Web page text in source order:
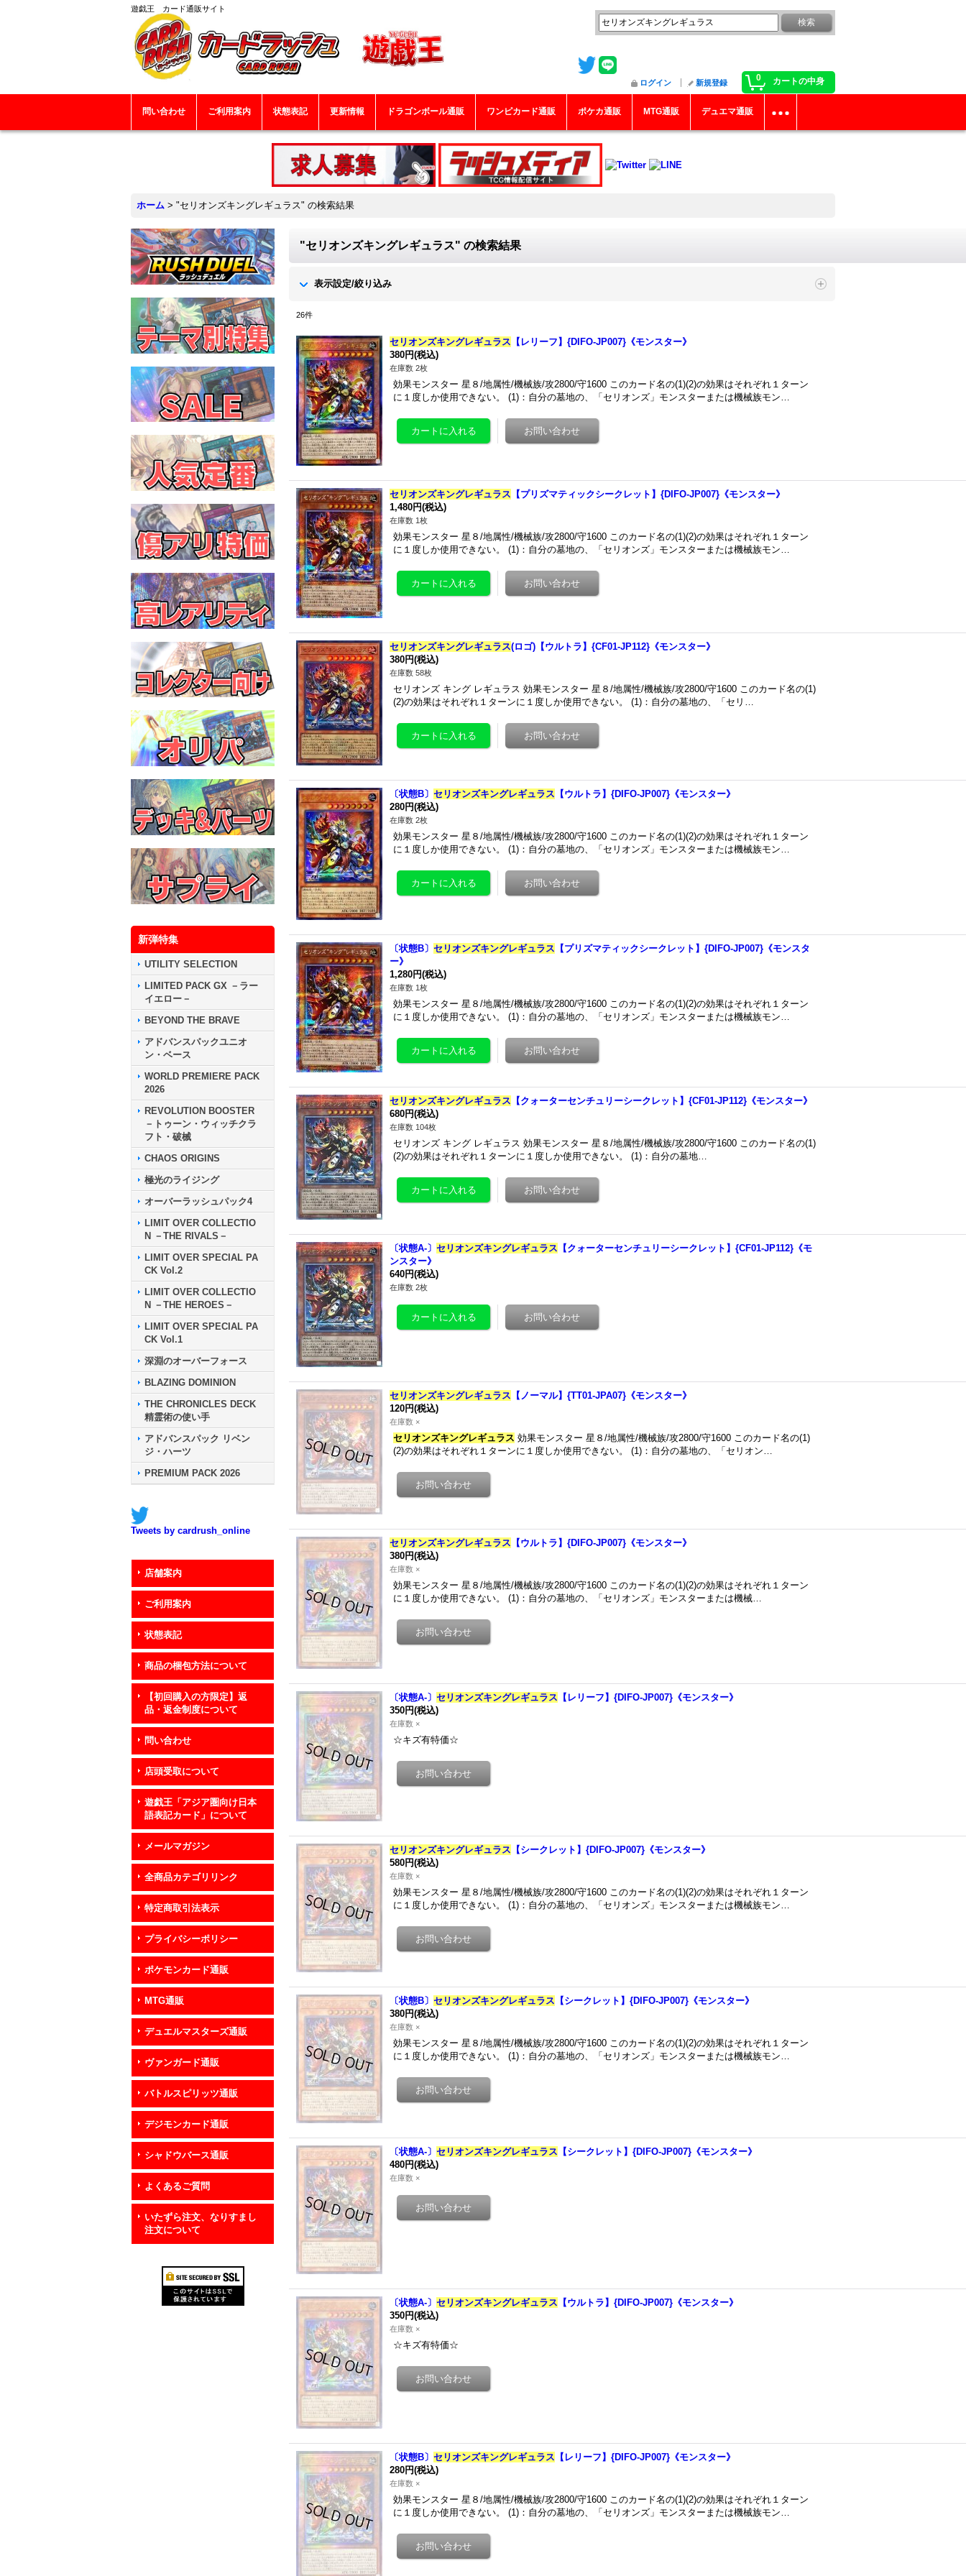
遊戯王 カード通販サイト
0 カートの中身
ログイン 新規登録
問い合わせ ご利用案内 状態表記 更新情報 ドラゴンボール通販 ワンピカード通販 ポケカ通販 MTG通販 デュエマ通販
ホーム > "セリオンズキングレギュラス" の検索結果
新弾特集
UTILITY SELECTION
LIMITED PACK GX －ラー
イエロー－
BEYOND THE BRAVE
アドバンスパックユニオ
ン・ベース
WORLD PREMIERE PACK
2026
REVOLUTION BOOSTER
－トゥーン・ウィッチクラ
フト・破械
CHAOS ORIGINS
極光のライジング
オーバーラッシュパック4
LIMIT OVER COLLECTIO
N －THE RIVALS－
LIMIT OVER SPECIAL PA
CK Vol.2
LIMIT OVER COLLECTIO
N －THE HEROES－
LIMIT OVER SPECIAL PA
CK Vol.1
深淵のオーバーフォース
BLAZING DOMINION
THE CHRONICLES DECK
精霊術の使い手
アドバンスパック リベン
ジ・ハーツ
PREMIUM PACK 2026
Tweets by cardrush_online
店舗案内
ご利用案内
状態表記
商品の梱包方法について
【初回購入の方限定】返
品・返金制度について
問い合わせ
店頭受取について
遊戯王「アジア圏向け日本
語表記カード」について
メールマガジン
全商品カテゴリリンク
特定商取引法表示
プライバシーポリシー
ポケモンカード通販
MTG通販
デュエルマスターズ通販
ヴァンガード通販
バトルスピリッツ通販
デジモンカード通販
シャドウバース通販
よくあるご質問
いたずら注文、なりすまし
注文について
"セリオンズキングレギュラス" の検索結果
表示設定/絞り込み
26件
セリオンズキングレギュラス 【レリーフ】{DIFO-JP007}《モンスター》
380円(税込)
在庫数 2枚
効果モンスター 星８/地属性/機械族/攻2800/守1600 このカード名の(1)(2)の効果はそれぞれ１ターン
に１度しか使用できない。 (1)：自分の墓地の、「セリオンズ」モンスターまたは機械族モン…
セリオンズキングレギュラス 【プリズマティックシークレット】{DIFO-JP007}《モンスター》
1,480円(税込)
在庫数 1枚
効果モンスター 星８/地属性/機械族/攻2800/守1600 このカード名の(1)(2)の効果はそれぞれ１ターン
に１度しか使用できない。 (1)：自分の墓地の、「セリオンズ」モンスターまたは機械族モン…
セリオンズキングレギュラス(ロゴ)【ウルトラ】{CF01-JP112}《モンスター》
380円(税込)
在庫数 58枚
セリオンズ キング レギュラス 効果モンスター 星８/地属性/機械族/攻2800/守1600 このカード名の(1)
(2)の効果はそれぞれ１ターンに１度しか使用できない。 (1)：自分の墓地の、「セリ…
〔状態B〕 セリオンズキングレギュラス 【ウルトラ】{DIFO-JP007}《モンスター》
280円(税込)
在庫数 2枚
効果モンスター 星８/地属性/機械族/攻2800/守1600 このカード名の(1)(2)の効果はそれぞれ１ターン
に１度しか使用できない。 (1)：自分の墓地の、「セリオンズ」モンスターまたは機械族モン…
〔状態B〕 セリオンズキングレギュラス 【プリズマティックシークレット】{DIFO-JP007}《モンスタ
ー》
1,280円(税込)
在庫数 1枚
効果モンスター 星８/地属性/機械族/攻2800/守1600 このカード名の(1)(2)の効果はそれぞれ１ターン
に１度しか使用できない。 (1)：自分の墓地の、「セリオンズ」モンスターまたは機械族モン…
セリオンズキングレギュラス 【クォーターセンチュリーシークレット】{CF01-JP112}《モンスター》
680円(税込)
在庫数 104枚
セリオンズ キング レギュラス 効果モンスター 星８/地属性/機械族/攻2800/守1600 このカード名の(1)
(2)の効果はそれぞれ１ターンに１度しか使用できない。 (1)：自分の墓地…
〔状態A-〕 セリオンズキングレギュラス 【クォーターセンチュリーシークレット】{CF01-JP112}《モ
ンスター》
640円(税込)
在庫数 2枚
セリオンズキングレギュラス 【ノーマル】{TT01-JPA07}《モンスター》
120円(税込)
在庫数 ×
セリオンズキングレギュラス 効果モンスター 星８/地属性/機械族/攻2800/守1600 このカード名の(1)
(2)の効果はそれぞれ１ターンに１度しか使用できない。 (1)：自分の墓地の、「セリオン…
セリオンズキングレギュラス 【ウルトラ】{DIFO-JP007}《モンスター》
380円(税込)
在庫数 ×
効果モンスター 星８/地属性/機械族/攻2800/守1600 このカード名の(1)(2)の効果はそれぞれ１ターン
に１度しか使用できない。 (1)：自分の墓地の、「セリオンズ」モンスターまたは機械…
〔状態A-〕 セリオンズキングレギュラス 【レリーフ】{DIFO-JP007}《モンスター》
350円(税込)
在庫数 ×
☆キズ有特価☆
セリオンズキングレギュラス 【シークレット】{DIFO-JP007}《モンスター》
580円(税込)
在庫数 ×
効果モンスター 星８/地属性/機械族/攻2800/守1600 このカード名の(1)(2)の効果はそれぞれ１ターン
に１度しか使用できない。 (1)：自分の墓地の、「セリオンズ」モンスターまたは機械族モン…
〔状態B〕 セリオンズキングレギュラス 【シークレット】{DIFO-JP007}《モンスター》
380円(税込)
在庫数 ×
効果モンスター 星８/地属性/機械族/攻2800/守1600 このカード名の(1)(2)の効果はそれぞれ１ターン
に１度しか使用できない。 (1)：自分の墓地の、「セリオンズ」モンスターまたは機械族モン…
〔状態A-〕 セリオンズキングレギュラス 【シークレット】{DIFO-JP007}《モンスター》
480円(税込)
在庫数 ×
〔状態A-〕 セリオンズキングレギュラス 【ウルトラ】{DIFO-JP007}《モンスター》
350円(税込)
在庫数 ×
☆キズ有特価☆
〔状態B〕 セリオンズキングレギュラス 【レリーフ】{DIFO-JP007}《モンスター》
280円(税込)
在庫数 ×
効果モンスター 星８/地属性/機械族/攻2800/守1600 このカード名の(1)(2)の効果はそれぞれ１ターン
に１度しか使用できない。 (1)：自分の墓地の、「セリオンズ」モンスターまたは機械族モン…